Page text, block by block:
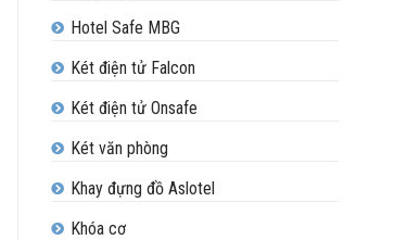
Hotel Safe MBG
Két điện tử Falcon
Két điện tử Onsafe
Két văn phòng
Khay đựng đồ Aslotel
Khóa cơ